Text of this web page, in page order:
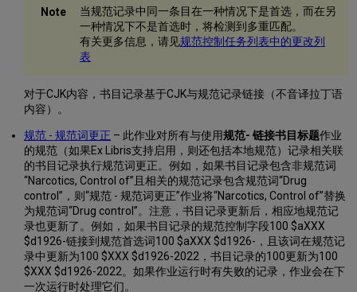
Wikidata
页
面
新
索
3XX
书
目
记
录
控
制
字
段
使
当规范记录中同一条目在一种情况下是首选，而在另
一种情况下不是首选时，将检测到多重匹配。
有关更多信息，请见规范控制任务列表中的更改列
表
对于CJK内容，书目记录基于CJK与规范记录链接（不音译拉丁语
内容）。
规范 - 规范词更正 – 此作业对所有与使用规范- 链接书目标题作业
的规范（如果Ex Libris支持启用，则还包括本地规范）记录相关联
的书目记录执行规范词更正。例如，如果书目记录包含非规范词
“Narcotics, Control of”且相关的规范记录包含规范词“Drug
control”，则“规范 - 规范词更正”作业将“Narcotics, Control of”替换
为规范词“Drug control”。注意，书目记录更新后，相应地规范记
录也更新了。例如，如果书目记录的规范控制字段100 $aXXX
$d1926-链接到规范首选词100 $aXXX $d1926-，且该词在规范记
录中更新为100 $XXX $d1926-2022，书目记录的100更新为100
$XXX $d1926-2022。如果作业运行时有失败的记录，作业会在下
一次运行时处理它们。